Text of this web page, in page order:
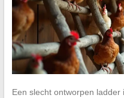
Een slecht ontworpen ladder